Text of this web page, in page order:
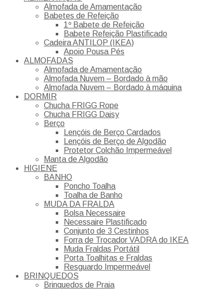
Almofada de Amamentação
Babetes de Refeição
1º Babete de Refeição
Babete Refeição Plastificado
Cadeira ANTILOP (IKEA)
Apoio Pousa Pés
ALMOFADAS
Almofada de Amamentação
Almofada Nuvem – Bordado à mão
Almofada Nuvem – Bordado à máquina
DORMIR
Chucha FRIGG Rope
Chucha FRIGG Daisy
Berço
Lençóis de Berço Cardados
Lençóis de Berço de Algodão
Protetor Colchão Impermeável
Manta de Algodão
HIGIENE
BANHO
Poncho Toalha
Toalha de Banho
MUDA DA FRALDA
Bolsa Necessaire
Necessaire Plastificado
Conjunto de 3 Cestinhos
Forra de Trocador VADRA do IKEA
Muda Fraldas Portátil
Porta Toalhitas e Fraldas
Resguardo Impermeável
BRINQUEDOS
Brinquedos de Praia